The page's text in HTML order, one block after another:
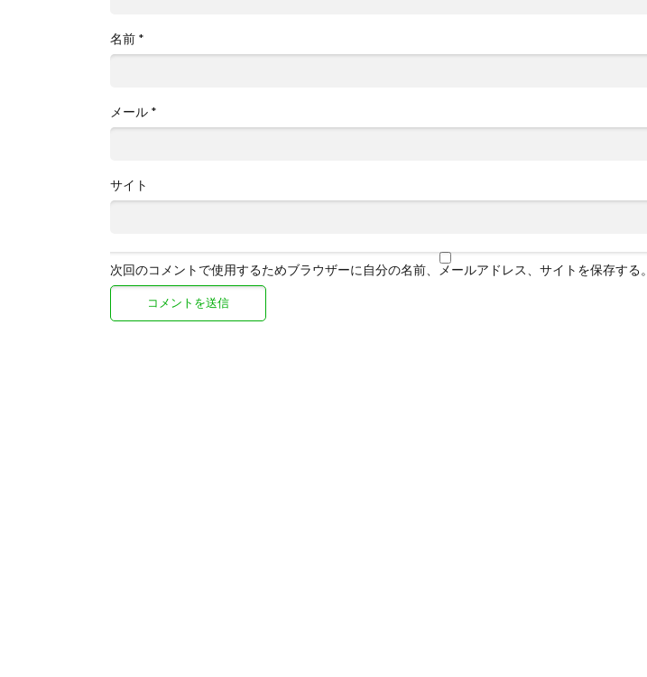
名前 *
メール *
サイト
次回のコメントで使用するためブラウザーに自分の名前、メールアドレス、サイトを保存する。